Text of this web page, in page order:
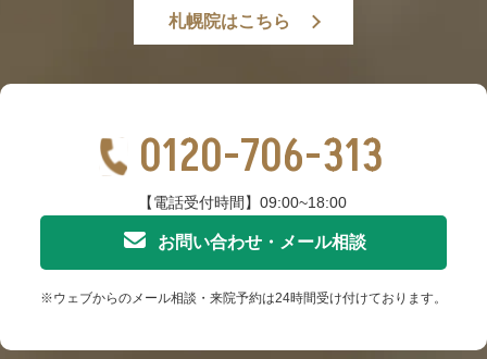
札幌院はこちら
0120-706-313
【電話受付時間】09:00~18:00
お問い合わせ・メール相談
※ウェブからのメール相談・来院予約は24時間受け付けております。